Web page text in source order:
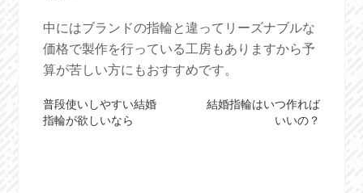
中にはブランドの指輪と違ってリーズナブルな
価格で製作を行っている工房もありますから予
算が苦しい方にもおすすめです。
投
普段使いしやすい結婚
指輪が欲しいなら
結婚指輪はいつ作れば
いいの？